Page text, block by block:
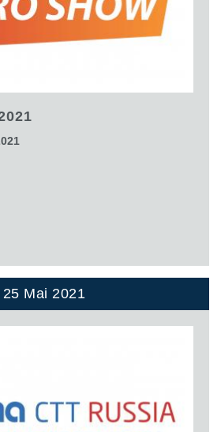
25 Mai 2021